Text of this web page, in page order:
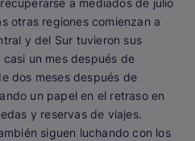
a mediados de julio
otras regiones comienzan a
y del Sur tuvieron sus
un mes después de
dos meses después de
un papel en el retraso en
y reservas de viajes.
siguen luchando con los